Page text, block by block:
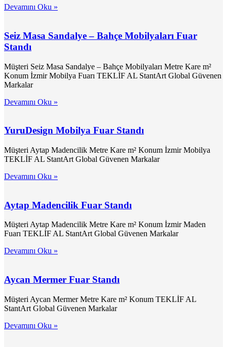
Devamını Oku »
Seiz Masa Sandalye – Bahçe Mobilyaları Fuar
Standı
Müşteri Seiz Masa Sandalye – Bahçe Mobilyaları Metre Kare m²
Konum İzmir Mobilya Fuarı TEKLİF AL StantArt Global Güvenen
Markalar
Devamını Oku »
YuruDesign Mobilya Fuar Standı
Müşteri Aytap Madencilik Metre Kare m² Konum İzmir Mobilya
TEKLİF AL StantArt Global Güvenen Markalar
Devamını Oku »
Aytap Madencilik Fuar Standı
Müşteri Aytap Madencilik Metre Kare m² Konum İzmir Maden
Fuarı TEKLİF AL StantArt Global Güvenen Markalar
Devamını Oku »
Aycan Mermer Fuar Standı
Müşteri Aycan Mermer Metre Kare m² Konum TEKLİF AL
StantArt Global Güvenen Markalar
Devamını Oku »